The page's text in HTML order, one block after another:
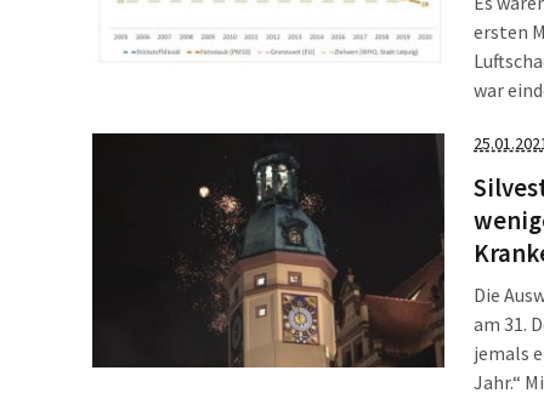
ersten
war
Die
am 31.
jemals
Jahr.“